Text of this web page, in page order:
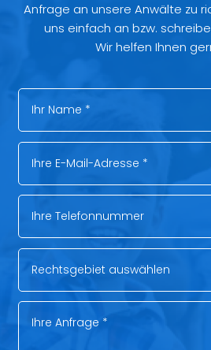
Anfrage an unsere Anwälte zu
uns einfach an bzw.
Wir helfen Ihnen